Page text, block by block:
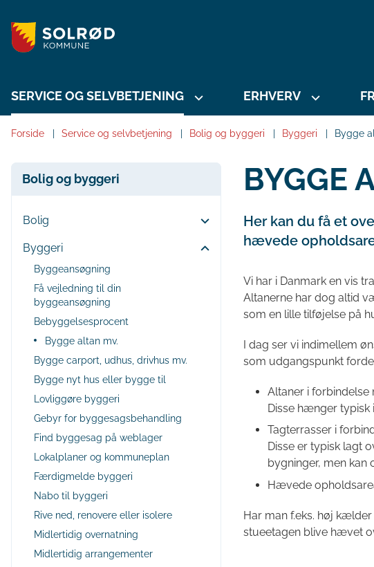
SERVICE OG SELVBETJENING ERHVERV
Forside Service og selvbetjening Bolig og byggeri Byggeri Bygge
Bolig og byggeri
Bolig
Byggeri
Byggeansøgning
Få vejledning til din
byggeansøgning
Bebyggelsesprocent
Bygge altan mv.
Bygge carport, udhus, drivhus mv.
Bygge nyt hus eller bygge til
Lovliggøre byggeri
Gebyr for byggesagsbehandling
Find byggesag på weblager
Lokalplaner og kommuneplan
Færdigmelde byggeri
Nabo til byggeri
Rive ned, renovere eller isolere
Midlertidig overnatning
Midlertidig arrangementer
BYGGE
Her kan du få et
hævede
Vi har i Danmark en vis
Altanerne har dog altid
som en lille tilføjelse på
I dag ser vi indimellem
som udgangspunkt
Altaner i
Disse hænger typisk
Tagterrasser i
Disse er typisk lagt
bygninger, men kan
Hævede
Har man f.eks. høj
stueetagen blive hævet